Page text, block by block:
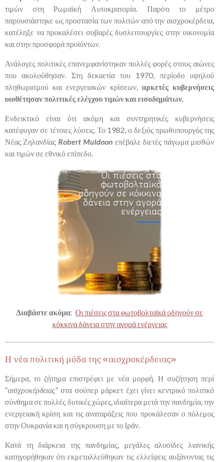
τιμών στη Ρωμαϊκή Αυτοκρατορία. Παρότι το μέτρο
παρουσιάστηκε ως προστασία των πολιτών από την αισχροκέρδεια,
κατέληξε να προκαλέσει σοβαρές δυσλειτουργίες στην οικονομία
και στην προσφορά προϊόντων.
Ανάλογες πολιτικές επανεμφανίστηκαν πολλές φορές στους αιώνες
που ακολούθησαν. Στη δεκαετία του 1970, περίοδο υψηλού
πληθωρισμού και ενεργειακών κρίσεων, αρκετές κυβερνήσεις
υιοθέτησαν πολιτικές ελέγχου τιμών και εισοδημάτων.
Ενδεικτικό είναι ότι ακόμη και συντηρητικές κυβερνήσεις
κατέφυγαν σε τέτοιες λύσεις. Το 1982, ο δεξιός πρωθυπουργός της
Νέας Ζηλανδίας RobertMuldoon επέβαλε διετές πάγωμα μισθών
και τιμών σε εθνικό επίπεδο.
Διαβάστε ακόμα: Οι πιέσεις στα φωτοβολταϊκά οδηγούν σε
κόκκινα δάνεια στην αγορά ενέργειας
Η νέα πολιτική μόδα της «αισχροκέρδειας»
Σήμερα, το ζήτημα επιστρέφει με νέα μορφή. Η συζήτηση περί
“αισχροκέρδειας” στα σούπερ μάρκετ έχει γίνει κεντρικό πολιτικό
σύνθημα σε πολλές δυτικές χώρες, ιδιαίτερα μετά την πανδημία, την
ενεργειακή κρίση και τις αναταράξεις που προκάλεσαν ο πόλεμος
στην Ουκρανία και η σύγκρουση με το Ιράν.
Κατά τη διάρκεια της πανδημίας, μεγάλες αλυσίδες λιανικής
κατηγορήθηκαν ότι εκμεταλλεύθηκαν τις ελλείψεις αυξάνοντας τις